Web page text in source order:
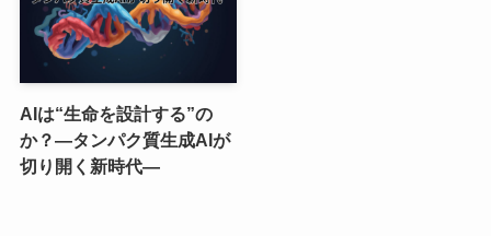
AIは“生命を設計する”の
か？―タンパク質生成AIが
切り開く新時代―